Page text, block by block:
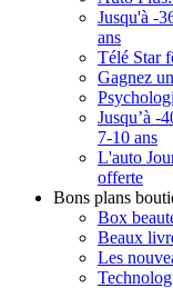
Jusqu'à -
ans
Télé Star
Gagnez
Jusqu’à -
7-10 ans
L'auto
offerte
Bons plans
Box
Beaux
Les